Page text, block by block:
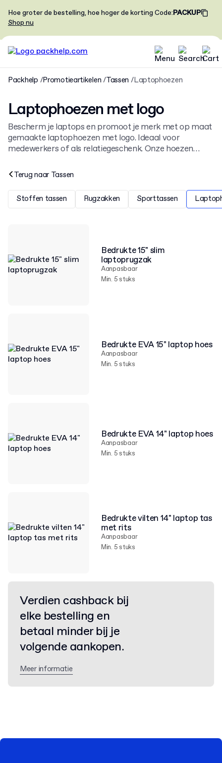
Hoe groter de bestelling, hoe hoger de korting Code:PACKUP
Shop nu
Packhelp Promotieartikelen Tassen Laptophoezen
Laptophoezen met logo
Bescherm je laptops en promoot je merk met op maat
gemaakte laptophoezen met logo. Ideaal voor
medewerkers of als relatiegeschenk. Onze hoezen
logoen bieden een professionele uitstraling voor je
bedrijf. Kies je ontwerp en bestel eenvoudig online.
Terug naar Tassen
Stoffen tassen Rugzakken Sporttassen
Bedrukte 15" slim
laptoprugzak
Aanpasbaar
Min. 5 stuks
Bedrukte EVA 15" laptop hoes
Aanpasbaar
Min. 5 stuks
Bedrukte EVA 14" laptop hoes
Aanpasbaar
Min. 5 stuks
Bedrukte vilten 14" laptop tas
met rits
Aanpasbaar
Min. 5 stuks
Verdien cashback bij
elke bestelling en
betaal minder bij je
volgende aankopen.
Meer informatie